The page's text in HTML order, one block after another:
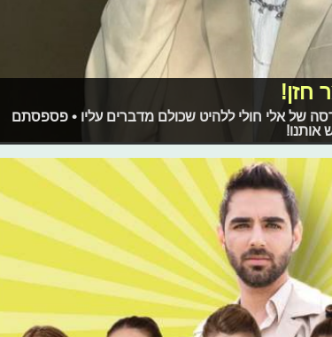
של אלי חולי ללהיט שכולם מדברים עליו • פספסתם